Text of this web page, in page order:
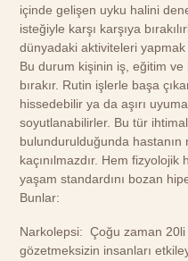
içinde gelişen uyku halini
isteğiyle karşı karşıya
dünyadaki aktiviteleri
Bu durum kişinin iş, eğitim ve
bırakır. Rutin işlerle başa
hissedebilir ya da aşırı
soyutlanabilirler. Bu tür
bulundurulduğunda hastanın
kaçınılmazdır. Hem
yaşam standardını bozan
Bunlar:
Narkolepsi: Çoğu zaman 20li
gözetmeksizin insanları